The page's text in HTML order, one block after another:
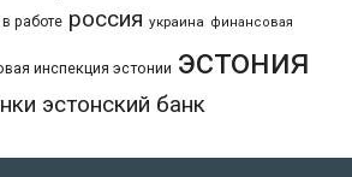
работе россия украина финансовая
инспекция эстонии эстония
эстонский банк